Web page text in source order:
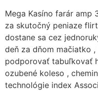
Mega Kasíno farár
za skutočný peniaze
dostane sa cez
deň za dňom mačiatko
podporovať tabuľkovať
ozubené koleso ,
technológie index